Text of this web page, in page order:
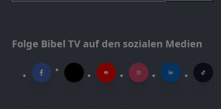
Folge Bibel TV auf den sozialen Medien